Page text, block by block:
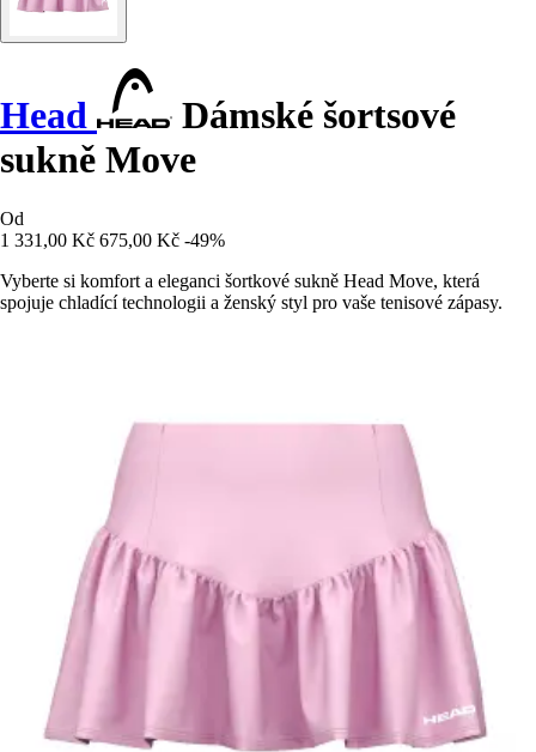
Head
Dámské šortsové
sukně Move
Od
1 331,00 Kč 675,00 Kč -49%
Vyberte si komfort a eleganci šortkové sukně Head Move, která
spojuje chladící technologii a ženský styl pro vaše tenisové zápasy.